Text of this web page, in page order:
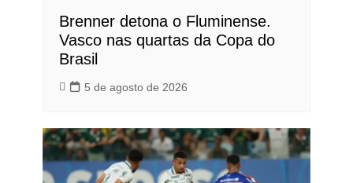
Brenner detona o Fluminense.
Vasco nas quartas da Copa do
Brasil
5 de agosto de 2026